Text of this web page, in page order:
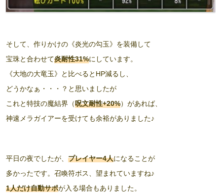
そして、作りかけの《炎光の勾玉》を装備して
宝珠と合わせて炎耐性31%にしています。
《大地の大竜玉》と比べるとHP減るし、
どうかなぁ・・・？と思いましたが
これと特技の魔結界（呪文耐性+20%）があれば、
神速メラガイアーを受けても余裕がありました♪
平日の夜でしたが、 プレイヤー4人になることが
多かったです。召喚符ボス、望まれていますね♪
1人だけ自動サポが入る場合もありました。